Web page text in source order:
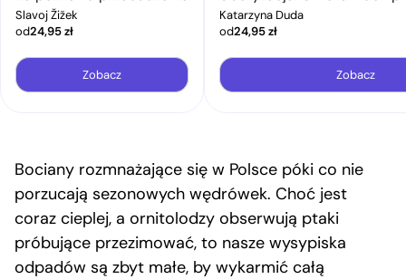
Slavoj Žižek
od24,95zł
Zobacz
Katarzyna Duda
od24,95zł
Zobacz
Bociany rozmnażające się w Polsce póki co nie
porzucają sezonowych wędrówek. Choć jest
coraz cieplej, a ornitolodzy obserwują ptaki
próbujące przezimować, to nasze wysypiska
odpadów są zbyt małe, by wykarmić całą